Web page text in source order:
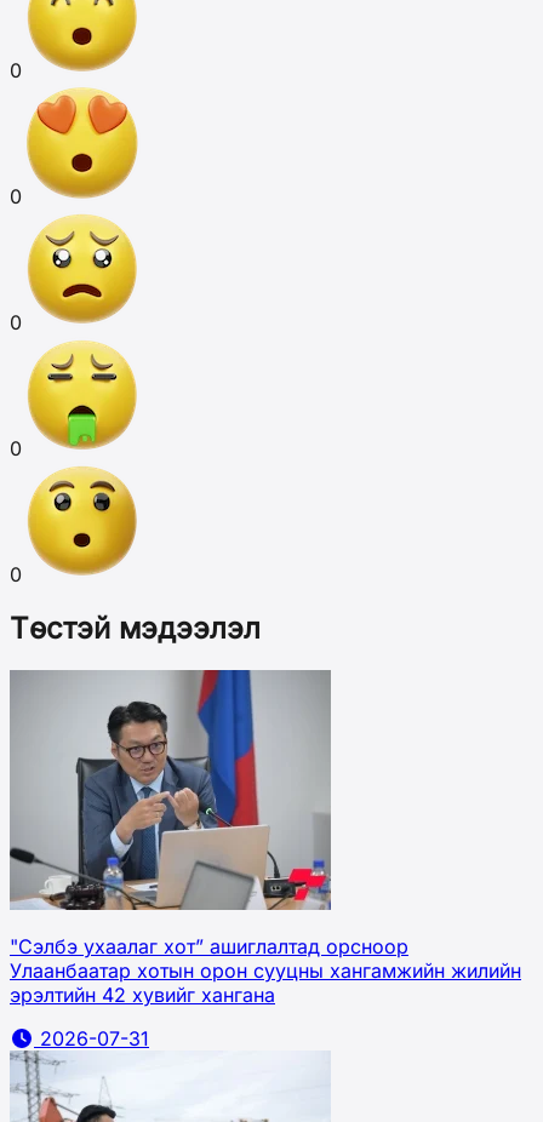
0
0
0
0
0
Төстэй мэдээлэл
"Сэлбэ ухаалаг хот” ашиглалтад орсноор
Улаанбаатар хотын орон сууцны хангамжийн жилийн
эрэлтийн 42 хувийг хангана
2026-07-31